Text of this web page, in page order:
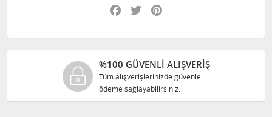
Facebook
Twitter
%100 GÜVENLİ ALIŞVERİŞ
Tüm alışverişlerinizde güvenle
ödeme sağlayabilirsiniz.